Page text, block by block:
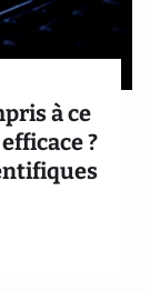
à ce
?